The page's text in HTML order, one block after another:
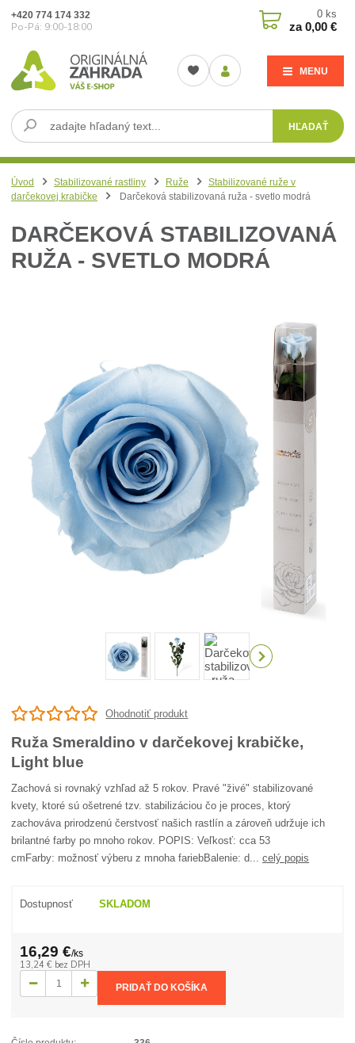
MENU
HĽADAŤ
+420 774 174 332
Po-Pá: 9:00-18:00
0 ks
za0,00 €
Úvod Stabilizované rastliny Ruže
Stabilizované ruže v
darčekovej krabičke
Darčeková stabilizovaná ruža - svetlo modrá
DARČEKOVÁ STABILIZOVANÁ
RUŽA - SVETLO MODRÁ
Ohodnotiť produkt
Ruža Smeraldino v darčekovej krabičke,
Light blue
Zachová si rovnaký vzhľad až 5 rokov. Pravé "živé" stabilizované
kvety, ktoré sú ošetrené tzv. stabilizáciou čo je proces, ktorý
zachováva prirodzenú čerstvosť našich rastlín a zároveň udržuje ich
brilantné farby po mnoho rokov. POPIS: Veľkosť: cca 53
cmFarby: možnosť výberu z mnoha fariebBalenie: d...celý popis
Dostupnosť SKLADOM
16,29 €/ks
13,24 € bez DPH
PRIDAŤ DO KOŠÍKA